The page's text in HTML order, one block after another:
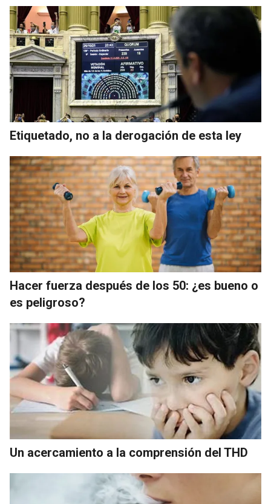
Etiquetado, no a la derogación de esta ley
Hacer fuerza después de los 50: ¿es bueno o
es peligroso?
Un acercamiento a la comprensión del THD